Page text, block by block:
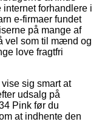
forhandlere i
e-firmaer fundet
på mange af
vel som til mænd og
love fragtfri
sig smart at
udsalg på
Pink før du
at indhente den